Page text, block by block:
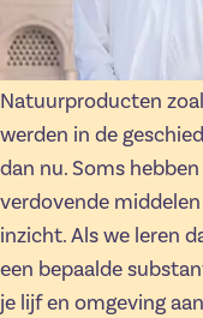
Natuurproducten
werden in de
dan nu. Soms
verdovende
inzicht. Als we leren
een bepaalde
je lijf en omgeving